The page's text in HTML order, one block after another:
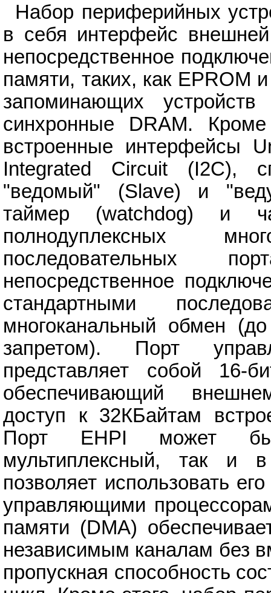
Набор периферийных
в себя интерфейс
непосредственное
памяти, таких, как EPROM
запоминающих
синхронные DRAM.
встроенные интерфейсы
Integrated Circuit (I2C),
"ведомый" (Slave) и
таймер (watchdog) и
полнодуплексных
последовательных
непосредственное
стандартными
многоканальный обмен
запретом). Порт
представляет собой 16-
обеспечивающий
доступ к 32КБайтам
Порт EHPI может
мультиплексный, так и
позволяет использовать
управляющими
памяти (DMA)
независимым каналам без
пропускная способность